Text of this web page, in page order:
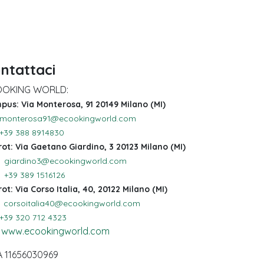
WORLD:
Via Monterosa, 91 20149 Milano (MI)
monterosa91@ecookingworld.com
+39 388 8914830
Via Gaetano Giardino, 3 20123 Milano (MI)
giardino3@ecookingworld.com
+39 389 1516126
Via Corso Italia, 40, 20122 Milano (MI)
corsoitalia40@ecookingworld.com
+39 320 712 4323
www.ecookingworld.com
11656030969